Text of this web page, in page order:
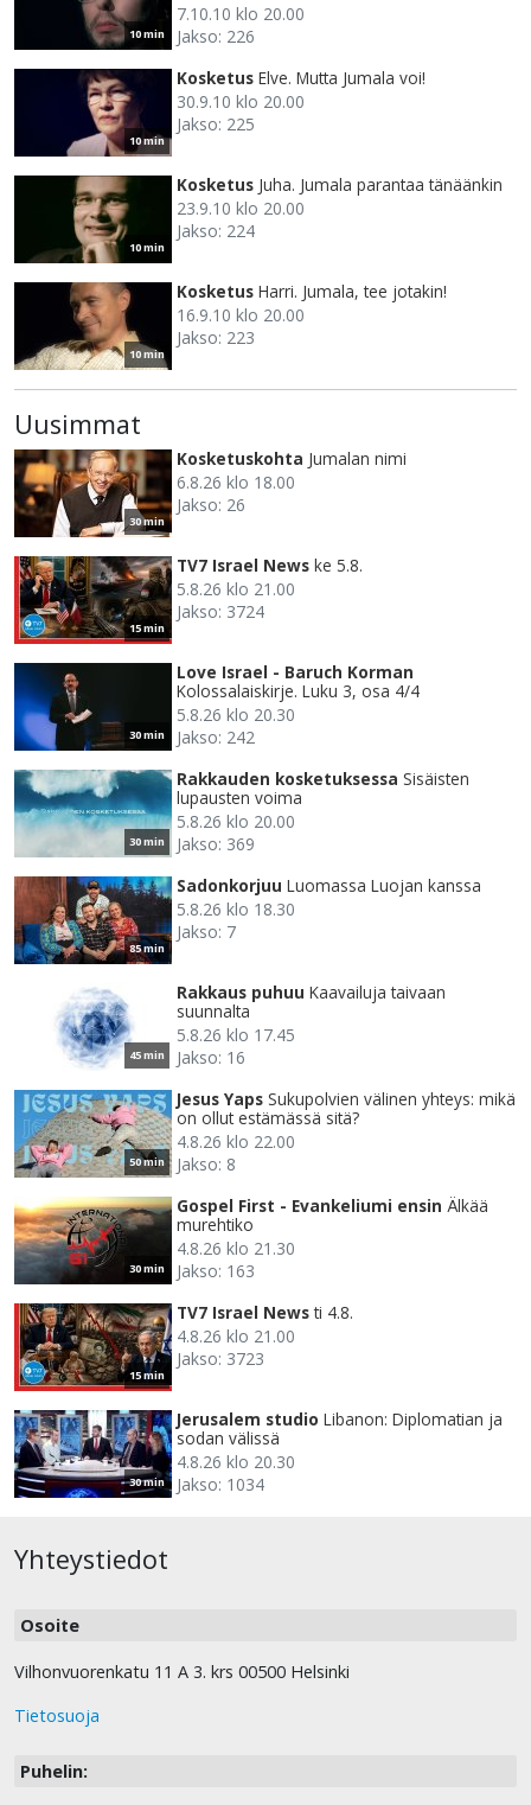
10 min
7.10.10 klo 20.00
Jakso: 226
10 min
Kosketus Elve. Mutta Jumala voi!
30.9.10 klo 20.00
Jakso: 225
10 min
Kosketus Juha. Jumala parantaa tänäänkin
23.9.10 klo 20.00
Jakso: 224
10 min
Kosketus Harri. Jumala, tee jotakin!
16.9.10 klo 20.00
Jakso: 223
Uusimmat
30 min
Kosketuskohta Jumalan nimi
6.8.26 klo 18.00
Jakso: 26
15 min
TV7 Israel News ke 5.8.
5.8.26 klo 21.00
Jakso: 3724
30 min
Love Israel - Baruch Korman
Kolossalaiskirje. Luku 3, osa 4/4
5.8.26 klo 20.30
Jakso: 242
30 min
Rakkauden kosketuksessa Sisäisten
lupausten voima
5.8.26 klo 20.00
Jakso: 369
85 min
Sadonkorjuu Luomassa Luojan kanssa
5.8.26 klo 18.30
Jakso: 7
45 min
Rakkaus puhuu Kaavailuja taivaan
suunnalta
5.8.26 klo 17.45
Jakso: 16
50 min
Jesus Yaps Sukupolvien välinen yhteys: mikä
on ollut estämässä sitä?
4.8.26 klo 22.00
Jakso: 8
30 min
Gospel First - Evankeliumi ensin Älkää
murehtiko
4.8.26 klo 21.30
Jakso: 163
15 min
TV7 Israel News ti 4.8.
4.8.26 klo 21.00
Jakso: 3723
30 min
Jerusalem studio Libanon: Diplomatian ja
sodan välissä
4.8.26 klo 20.30
Jakso: 1034
Yhteystiedot
Osoite
Vilhonvuorenkatu 11 A 3. krs 00500 Helsinki
Tietosuoja
Puhelin: